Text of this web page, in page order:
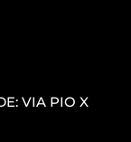
VIA PIO X